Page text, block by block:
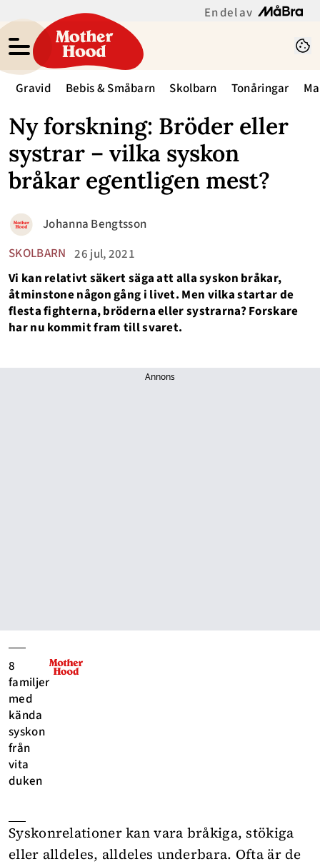
En del av
Gravid Bebis & Småbarn Skolbarn Tonåringar
Ny forskning: Bröder eller
systrar – vilka syskon
bråkar egentligen mest?
SKOLBARN 26 jul, 2021
Johanna Bengtsson
Vi kan relativt säkert säga att alla syskon bråkar,
åtminstone någon gång i livet. Men vilka startar de
flesta fighterna, bröderna eller systrarna? Forskare
har nu kommit fram till svaret.
Annons
8
familjer
med
kända
syskon
från
vita
duken
Syskonrelationer kan vara bråkiga, stökiga
eller alldeles, alldeles underbara. Ofta är de